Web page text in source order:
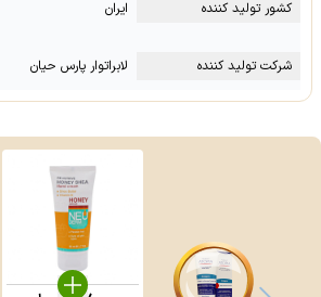
کشور تولید کننده ایران
شرکت تولید کننده لابراتوار پارس حیان